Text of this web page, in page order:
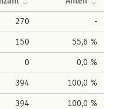
270 -
150 55,6 %
0 0,0 %
394 100,0 %
394 100,0 %